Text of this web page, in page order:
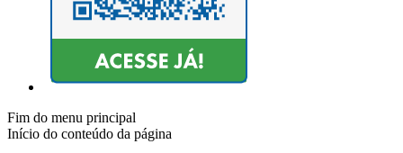
Fim do menu principal
Início do conteúdo da página